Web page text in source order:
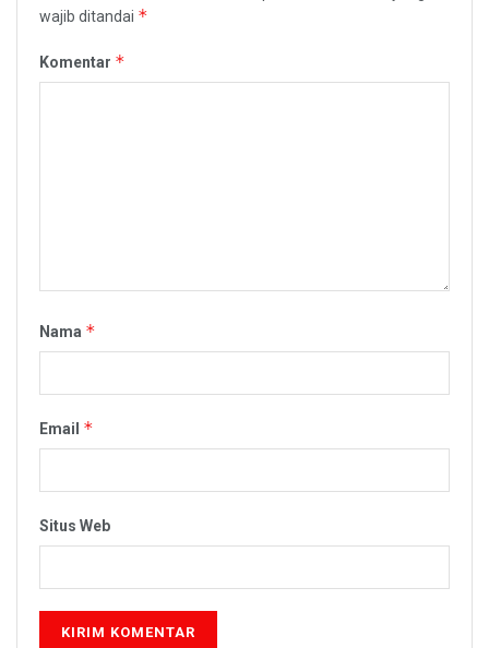
wajib ditandai *
Komentar *
Nama *
Email *
Situs Web